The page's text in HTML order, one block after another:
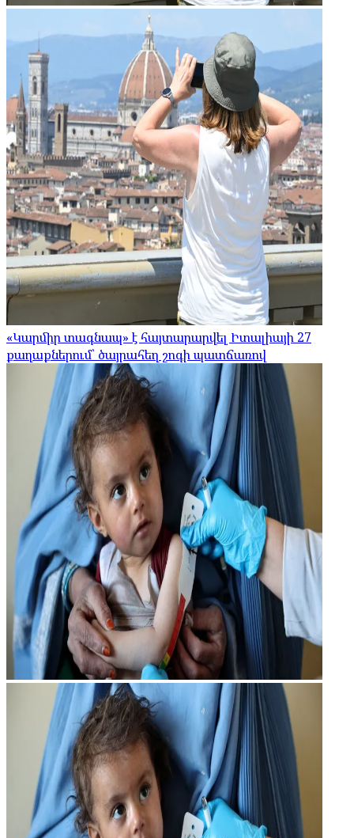
«Կարմիր տագնապ» է հայտարարվել Իտալիայի 27
քաղաքներում՝ ծայրահեղ շոգի պատճառով